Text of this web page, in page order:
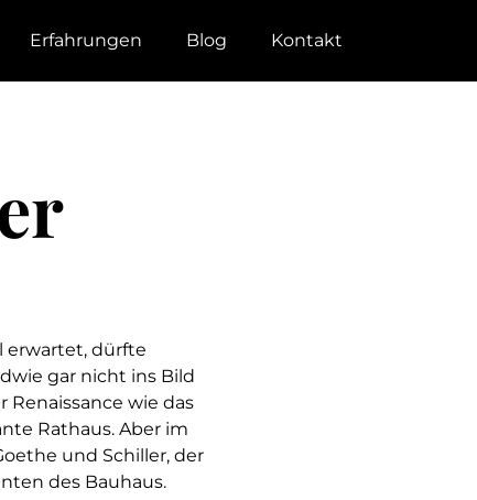
Erfahrungen Blog Kontakt
erwartet, dürfte
gar nicht ins Bild
Renaissance wie das
Rathaus. Aber im
und Schiller, der
des Bauhaus.